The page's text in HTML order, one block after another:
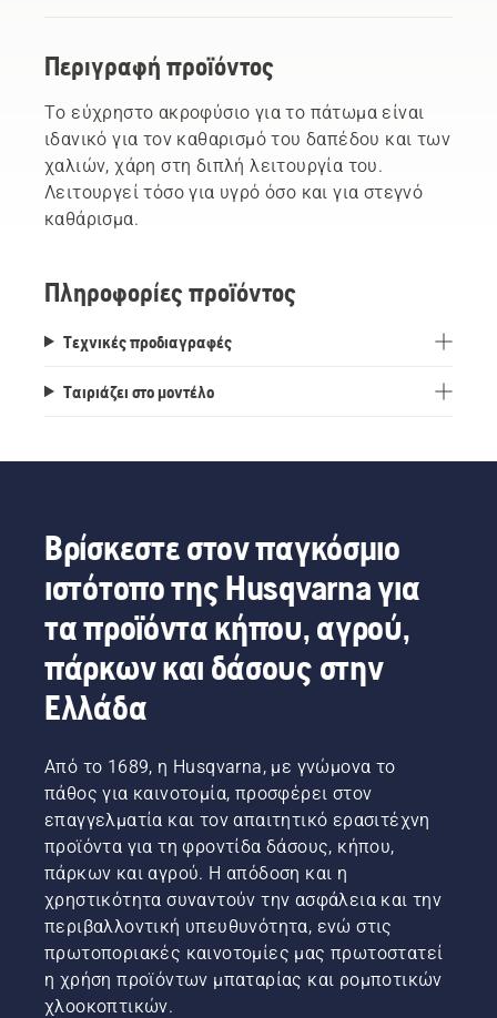
Περιγραφή προϊόντος
Το εύχρηστο ακροφύσιο για το πάτωμα είναι
ιδανικό για τον καθαρισμό του δαπέδου και των
χαλιών, χάρη στη διπλή λειτουργία του.
Λειτουργεί τόσο για υγρό όσο και για στεγνό
καθάρισμα.
Πληροφορίες προϊόντος
Τεχνικές προδιαγραφές
Ταιριάζει στο μοντέλο
Βρίσκεστε στον παγκόσμιο
ιστότοπο της Husqvarna για
τα προϊόντα κήπου, αγρού,
πάρκων και δάσους στην
Ελλάδα
Από το 1689, η Husqvarna, με γνώμονα το
πάθος για καινοτομία, προσφέρει στον
επαγγελματία και τον απαιτητικό ερασιτέχνη
προϊόντα για τη φροντίδα δάσους, κήπου,
πάρκων και αγρού. Η απόδοση και η
χρηστικότητα συναντούν την ασφάλεια και την
περιβαλλοντική υπευθυνότητα, ενώ στις
πρωτοποριακές καινοτομίες μας πρωτοστατεί
η χρήση προϊόντων μπαταρίας και ρομποτικών
χλοοκοπτικών.